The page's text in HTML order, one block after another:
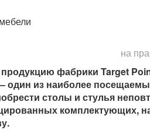
на
фабрики Target
один из наиболее
столы и стулья
комплектующих,